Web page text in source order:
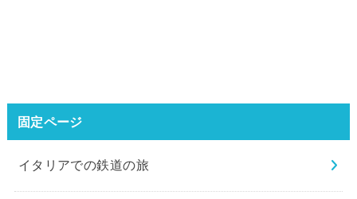
固定ページ
イタリアでの鉄道の旅